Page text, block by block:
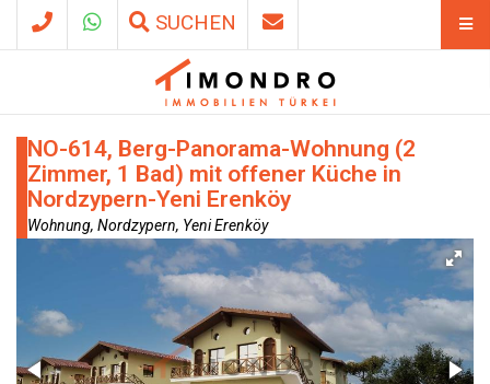
SUCHEN
NO-614, Berg-Panorama-Wohnung (2
Zimmer, 1 Bad) mit offener Küche in
Nordzypern-Yeni Erenköy
Wohnung, Nordzypern, Yeni Erenköy